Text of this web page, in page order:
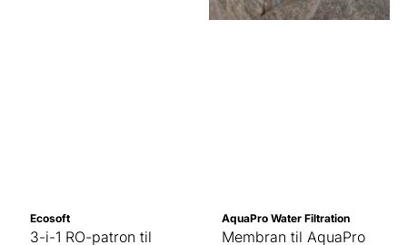
Ecosoft
3-i-1 RO-patron til
AquaPro Water Filtration
Membran til AquaPro